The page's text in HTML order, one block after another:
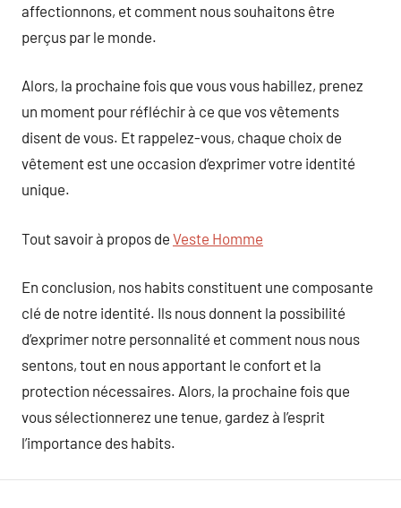
affectionnons, et comment nous souhaitons être
perçus par le monde.
Alors, la prochaine fois que vous vous habillez, prenez
un moment pour réfléchir à ce que vos vêtements
disent de vous. Et rappelez-vous, chaque choix de
vêtement est une occasion d’exprimer votre identité
unique.
Tout savoir à propos de Veste Homme
En conclusion, nos habits constituent une composante
clé de notre identité. Ils nous donnent la possibilité
d’exprimer notre personnalité et comment nous nous
sentons, tout en nous apportant le confort et la
protection nécessaires. Alors, la prochaine fois que
vous sélectionnerez une tenue, gardez à l’esprit
l’importance des habits.